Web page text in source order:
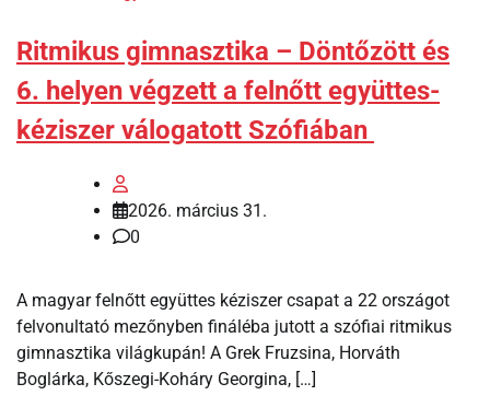
Ritmikus gimnasztika – Döntőzött és
6. helyen végzett a felnőtt együttes-
kéziszer válogatott Szófiában
2026. március 31.
0
A magyar felnőtt együttes kéziszer csapat a 22 országot
felvonultató mezőnyben fináléba jutott a szófiai ritmikus
gimnasztika világkupán! A Grek Fruzsina, Horváth
Boglárka, Kőszegi-Koháry Georgina, […]